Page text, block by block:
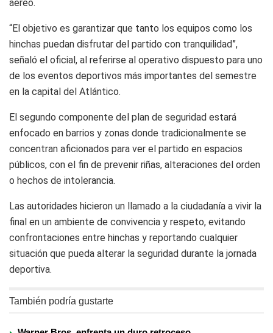
aéreo.
“El objetivo es garantizar que tanto los equipos como los
hinchas puedan disfrutar del partido con tranquilidad”,
señaló el oficial, al referirse al operativo dispuesto para uno
de los eventos deportivos más importantes del semestre
en la capital del Atlántico.
El segundo componente del plan de seguridad estará
enfocado en barrios y zonas donde tradicionalmente se
concentran aficionados para ver el partido en espacios
públicos, con el fin de prevenir riñas, alteraciones del orden
o hechos de intolerancia.
Las autoridades hicieron un llamado a la ciudadanía a vivir la
final en un ambiente de convivencia y respeto, evitando
confrontaciones entre hinchas y reportando cualquier
situación que pueda alterar la seguridad durante la jornada
deportiva.
También podría gustarte